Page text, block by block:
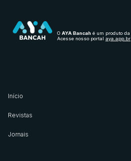
O AYA Bancah é um produto da
Acesse nosso portal aya.app.br
Início
Revistas
Jornais